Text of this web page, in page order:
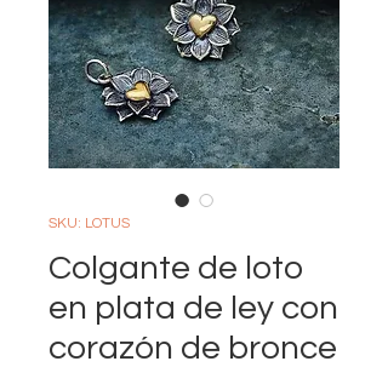
SKU: LOTUS
Colgante de loto
en plata de ley con
corazón de bronce